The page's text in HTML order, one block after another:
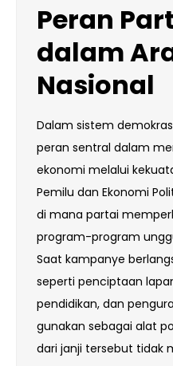
Peran
dalam
Nasional
Dalam sistem
peran sentral dalam
ekonomi melalui
Pemilu dan Ekonomi
di mana partai
program-program
Saat kampanye
seperti penciptaan
pendidikan, dan
gunakan sebagai alat
dari janji tersebut tidak